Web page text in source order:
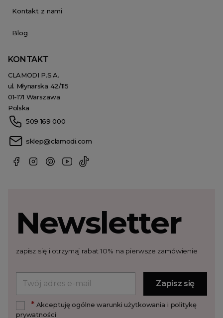
Kontakt z nami
Blog
KONTAKT
CLAMODI P.S.A.
ul. Młynarska 42/115
01-171 Warszawa
Polska
509 169 000
sklep@clamodi.com
Newsletter
zapisz się i otrzymaj rabat 10% na pierwsze zamówienie
*Akceptuję ogólne warunki użytkowania i politykę
prywatności